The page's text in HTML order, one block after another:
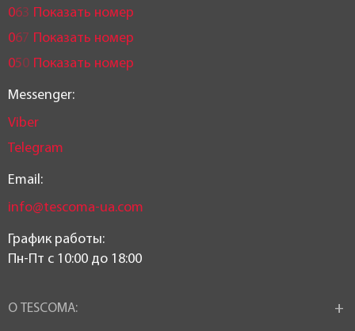
063 Показать номер
067 Показать номер
050 Показать номер
Messenger:
Viber
Telegram
Email:
info@tescoma-ua.com
График работы:
Пн-Пт c 10:00 до 18:00
О TESCOMA: